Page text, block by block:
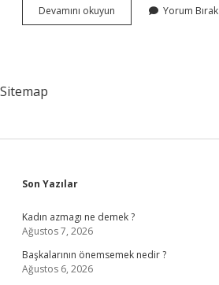
Devamını okuyun
Teknolojileri
Yorum Bırak
Sitemap
Sidebar
Son Yazılar
Kadın azmagı ne demek ?
Ağustos 7, 2026
Başkalarının önemsemek nedir ?
Ağustos 6, 2026